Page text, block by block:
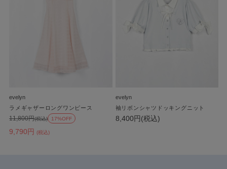
evelyn
ラメギャザーロングワンピース
9,790円 (税込)
11,800円(税込) 17%OFF
evelyn
袖リボンシャツドッキングニット
8,400円(税込)